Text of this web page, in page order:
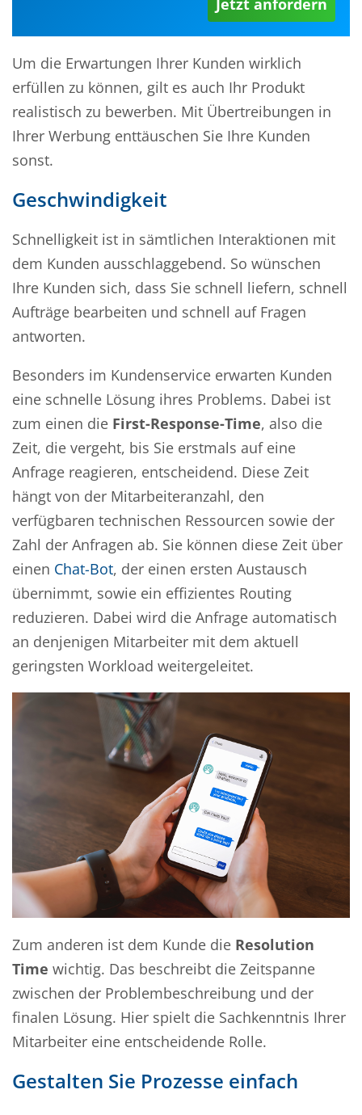
Jetzt anfordern
Um die Erwartungen Ihrer Kunden wirklich
erfüllen zu können, gilt es auch Ihr Produkt
realistisch zu bewerben. Mit Übertreibungen in
Ihrer Werbung enttäuschen Sie Ihre Kunden
sonst.
Geschwindigkeit
Schnelligkeit ist in sämtlichen Interaktionen mit
dem Kunden ausschlaggebend. So wünschen
Ihre Kunden sich, dass Sie schnell liefern, schnell
Aufträge bearbeiten und schnell auf Fragen
antworten.
Besonders im Kundenservice erwarten Kunden
eine schnelle Lösung ihres Problems. Dabei ist
zum einen die First-Response-Time, also die
Zeit, die vergeht, bis Sie erstmals auf eine
Anfrage reagieren, entscheidend. Diese Zeit
hängt von der Mitarbeiteranzahl, den
verfügbaren technischen Ressourcen sowie der
Zahl der Anfragen ab. Sie können diese Zeit über
einen Chat-Bot, der einen ersten Austausch
übernimmt, sowie ein effizientes Routing
reduzieren. Dabei wird die Anfrage automatisch
an denjenigen Mitarbeiter mit dem aktuell
geringsten Workload weitergeleitet.
Zum anderen ist dem Kunde die Resolution
Time wichtig. Das beschreibt die Zeitspanne
zwischen der Problembeschreibung und der
finalen Lösung. Hier spielt die Sachkenntnis Ihrer
Mitarbeiter eine entscheidende Rolle.
Gestalten Sie Prozesse einfach